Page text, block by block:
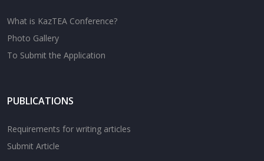
What is KazTEA Conference?
Photo Gallery
To Submit the Application
PUBLICATIONS
Requirements for writing articles
Submit Article